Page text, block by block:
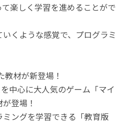
楽しく学習を進めることがで
くような感覚で、プログラミ
材が新登場！
中心に大人気のゲーム「マイ
登場！
ングを学習できる「教育版